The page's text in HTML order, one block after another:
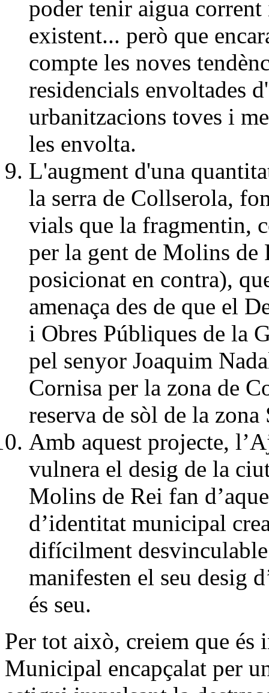
poder tenir aigua
existent... però que
compte les noves
residencials envoltades
urbanitzacions toves i
les envolta.
L'augment d'una
la serra de Collserola,
vials que la fragmentin,
per la gent de Molins
posicionat en contra),
amenaça des de que el
i Obres Públiques de la
pel senyor Joaquim
Cornisa per la zona de
reserva de sòl de la
Amb aquest projecte,
vulnera el desig de la
Molins de Rei fan
d’identitat municipal
difícilment
manifesten el seu desig
és seu.
Per tot això, creiem que és
Municipal encapçalat per